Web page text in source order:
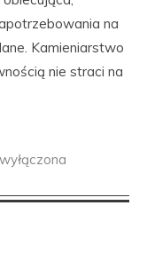
na
Kamieniarstwo
nie straci na